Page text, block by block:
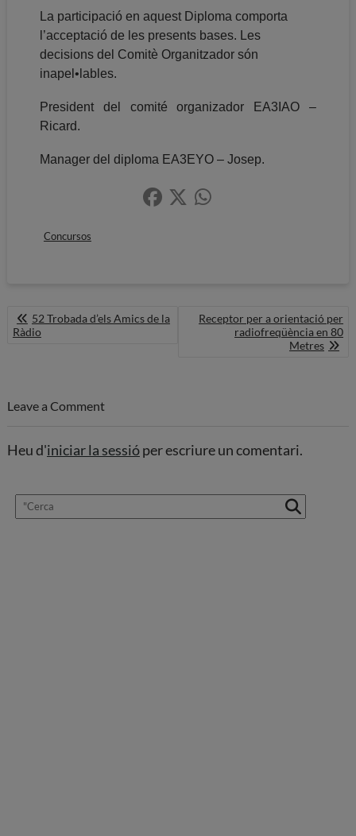
La participació en aquest Diploma comporta
l’acceptació de les presents bases. Les
decisions del Comitè Organitzador són
inapel•lables.
President del comité organizador EA3IAO –
Ricard.
Manager del diploma EA3EYO – Josep.
Concursos
Navegació
d'entrades
52 Trobada d’els Amics de la
Ràdio
Receptor per a orientació per
radiofreqüència en 80
Metres
Leave a Comment
Heu d'iniciar la sessióper escriure un comentari.